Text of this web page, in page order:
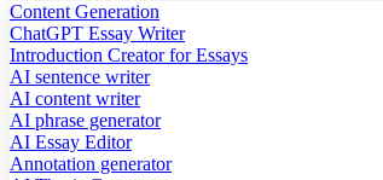
Content Generation
ChatGPT Essay Writer
Introduction Creator for Essays
AI sentence writer
AI content writer
AI phrase generator
AI Essay Editor
Annotation generator